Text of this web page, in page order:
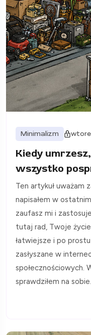
Minimalizm
Kiedy
wszystko
Ten artykuł uważam
napisałem w
zaufasz mi i
tutaj rad, Twoje
łatwiejsze i po
zasłyszane w
społecznościowych.
sprawdziłem na